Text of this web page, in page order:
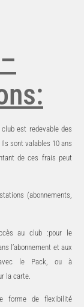
–
est redevable des
. Ils sont valables 10 ans
de ces frais peut
(abonnements,
au club :pour le
l’abonnement et aux
le Pack, ou à
la carte.
forme de flexibilité